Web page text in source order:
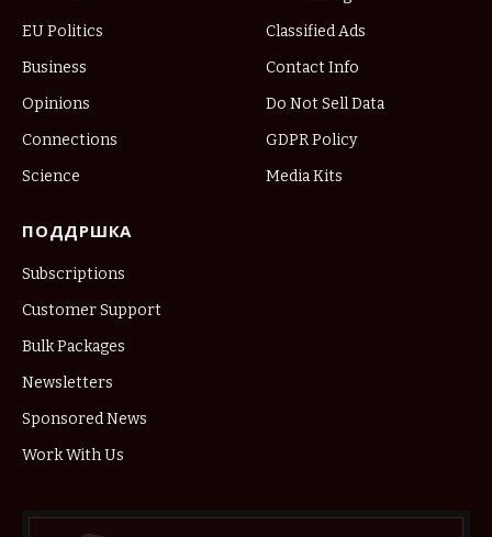
EU Politics
Business
Opinions
Connections
Science
Classified Ads
Contact Info
Do Not Sell Data
GDPR Policy
Media Kits
ПОДДРШКА
Subscriptions
Customer Support
Bulk Packages
Newsletters
Sponsored News
Work With Us